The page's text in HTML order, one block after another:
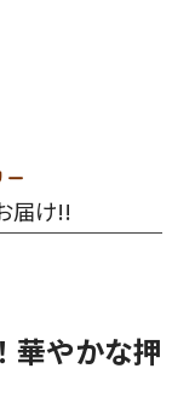
届け!!
華やかな押